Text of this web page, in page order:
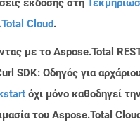
έκδοσης στη
Cloud.
με το Aspose.Total
SDK: Οδηγός για
όχι μόνο καθοδηγεί
του Aspose.Total